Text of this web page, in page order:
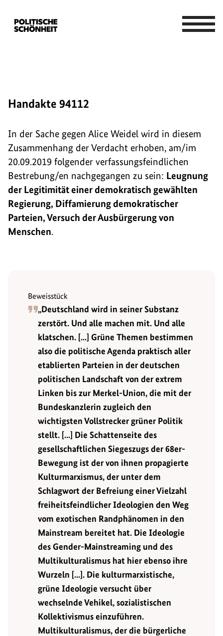
Handakte 94112
In der Sache gegen Alice Weidel wird in diesem
Zusammenhang der Verdacht erhoben, am/im
20.09.2019 folgender verfassungsfeindlichen
Bestrebung/en nachgegangen zu sein: Leugnung
der Legitimität einer demokratisch gewählten
Regierung, Diffamierung demokratischer
Parteien, Versuch der Ausbürgerung von
Menschen.
Beweisstück
„Deutschland wird in seiner Substanz
zerstört. Und alle machen mit. Und alle
klatschen. [...] Grüne Themen bestimmen
also die politische Agenda praktisch aller
etablierten Parteien in der deutschen
politischen Landschaft von der extrem
Linken bis zur Merkel-Union, die mit der
Bundeskanzlerin zugleich den
wichtigsten Vollstrecker grüner Politik
stellt. [...] Die Schattenseite des
gesellschaftlichen Siegeszugs der 68er-
Bewegung ist der von ihnen propagierte
Kulturmarxismus, der unter dem
Schlagwort der Befreiung einer Vielzahl
freiheitsfeindlicher Ideologien den Weg
vom exotischen Randphänomen in den
Mainstream bereitet hat. Die Ideologie
des Gender-Mainstreaming und des
Multikulturalismus hat hier ebenso ihre
Wurzeln [...]. Die kulturmarxistische,
grüne Ideologie versucht über
wechselnde Vehikel, sozialistischen
Kollektivismus einzuführen.
Multikulturalismus, der die bürgerliche